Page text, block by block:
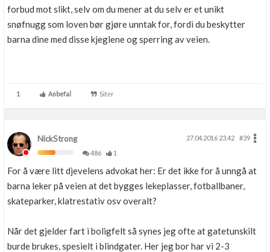
forbud mot slikt, selv om du mener at du selv er et unikt
snøfnugg som loven bør gjøre unntak for, fordi du beskytter
barna dine med disse kjeglene og sperring av veien.
1 Anbefal Siter
NickStrong 27.04.2016 23.42
#39
486
1
For å være litt djevelens advokat her: Er det ikke for å unngå at
barna leker på veien at det bygges lekeplasser, fotballbaner,
skateparker, klatrestativ osv overalt?
Når det gjelder fart i boligfelt så synes jeg ofte at gatetunskilt
burde brukes, spesielt i blindgater. Her jeg bor har vi 2-3